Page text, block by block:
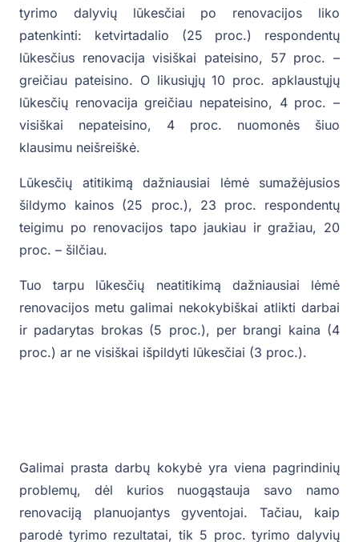
tyrimo dalyvių lūkesčiai po renovacijos liko
patenkinti: ketvirtadalio (25 proc.) respondentų
lūkesčius renovacija visiškai pateisino, 57 proc. –
greičiau pateisino. O likusiųjų 10 proc. apklaustųjų
lūkesčių renovacija greičiau nepateisino, 4 proc. –
visiškai nepateisino, 4 proc. nuomonės šiuo
klausimu neišreiškė.
Lūkesčių atitikimą dažniausiai lėmė sumažėjusios
šildymo kainos (25 proc.), 23 proc. respondentų
teigimu po renovacijos tapo jaukiau ir gražiau, 20
proc. – šilčiau.
Tuo tarpu lūkesčių neatitikimą dažniausiai lėmė
renovacijos metu galimai nekokybiškai atlikti darbai
ir padarytas brokas (5 proc.), per brangi kaina (4
proc.) ar ne visiškai išpildyti lūkesčiai (3 proc.).
Galimai prasta darbų kokybė yra viena pagrindinių
problemų, dėl kurios nuogąstauja savo namo
renovaciją planuojantys gyventojai. Tačiau, kaip
parodė tyrimo rezultatai, tik 5 proc. tyrimo dalyvių